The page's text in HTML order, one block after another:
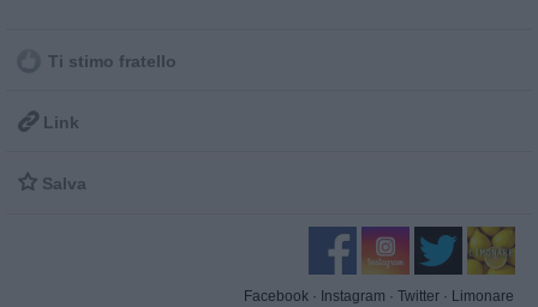
Ti stimo fratello
 Link
 Salva
Facebook · Instagram · Twitter · Limonare